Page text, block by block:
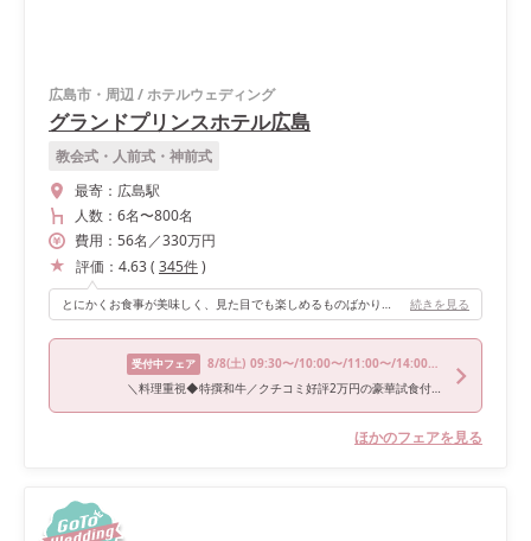
広島市・周辺/ホテルウェディング
グランドプリンスホテル広島
教会式・人前式・神前式
最寄： 広島駅
人数： 6名〜800名
費用： 56名 ／330万円
評価： 4.63( 345件)
とにかくお食事が美味しく、見た目でも楽しめるものばかりでした 𓌉◯𓇋 食事を出す際の演出も素敵でしたෆ さらに、披露宴会場にも大きな窓があり、そこからも綺麗な海が一望できます ̖́-‬ 続きを見る
受付中フェア 8/8(土) 09:30〜/10:00〜/11:00〜/14:00〜/15:00〜
＼料理重視◆特撰和牛／クチコミ好評2万円の豪華試食付フェア
ほかのフェアを見る